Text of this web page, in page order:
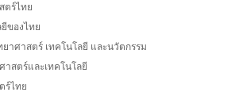
ตร์ไทย
ของไทย
าศาสตร์ เทคโนโลยี และนวัตกรรม
สตร์และเทคโนโลยี
ร์ไทย